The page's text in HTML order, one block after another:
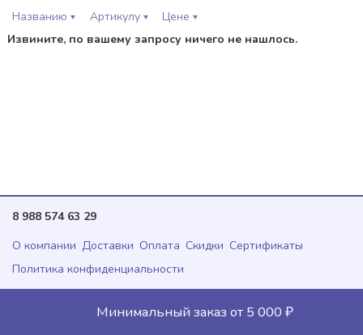
Минимальный заказ от 5 000 ₽
названию артикулу
цене
Извините, по вашему запросу ничего не нашлось.
8 988 574 63 29
О компании Доставки Оплата Скидки Сертификаты
Политика конфиденциальности
Copyright@ 2015-2026 XUPING JEWELRY
Разработка сайта Sam-24